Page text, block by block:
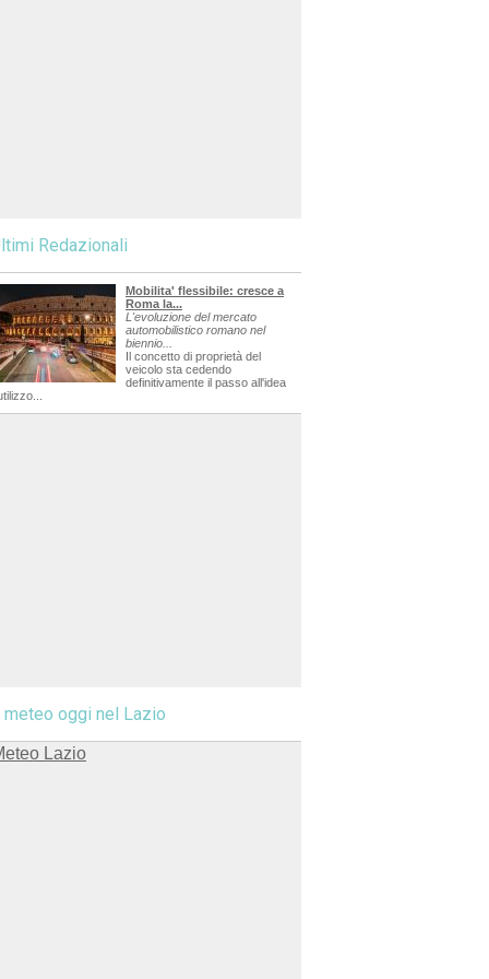
Redazionali
Mobilita' flessibile: cresce a
Roma la...
L'evoluzione del mercato
automobilistico romano nel
biennio...
Il concetto di proprietà del
veicolo sta cedendo
definitivamente il passo all'idea
meteo oggi nel Lazio